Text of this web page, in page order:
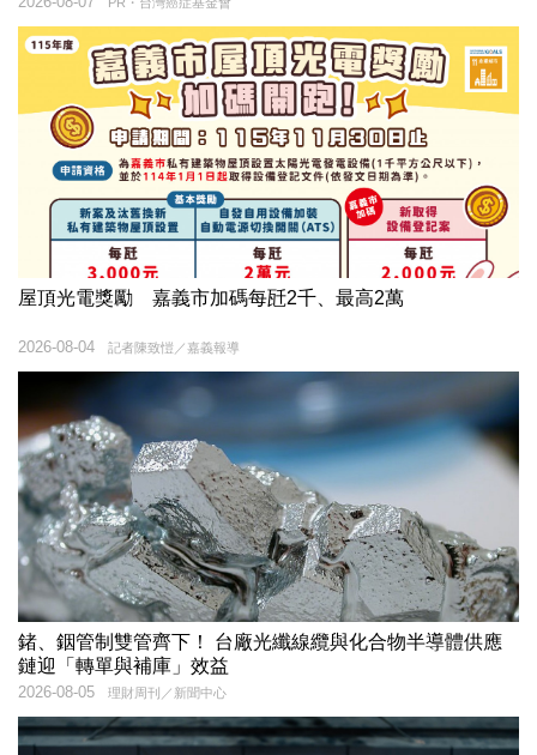
屋頂光電獎勵 嘉義市加碼每瓩2千、最高2萬
記者陳致愷／嘉義報導
2026-08-04
鍺、銦管制雙管齊下！ 台廠光纖線纜與化合物半導體供應
鏈迎「轉單與補庫」效益
理財周刊／新聞中心
2026-08-05